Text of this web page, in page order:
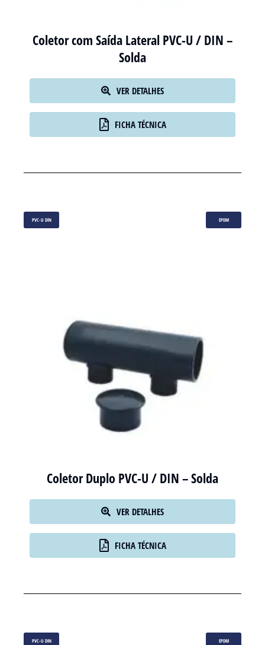
Coletor com Saída Lateral PVC-U / DIN –
Solda
VER DETALHES
FICHA TÉCNICA
PVC-U DIN EPDM
Coletor Duplo PVC-U / DIN – Solda
VER DETALHES
FICHA TÉCNICA
PVC-U DIN EPDM